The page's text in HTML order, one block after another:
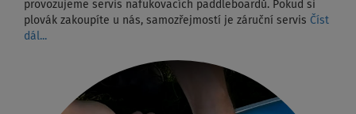
provozujeme servis nafukovacích paddleboardů. Pokud si
plovák zakoupíte u nás, samozřejmostí je záruční servis Číst
dál...